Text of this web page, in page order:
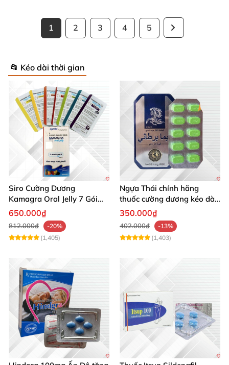
1 2 3 4 5
📂 Kéo dài thời gian
Siro Cường Dương
Kamagra Oral Jelly 7 Gói
100g tăng cường sinh lực
650.000₫
812.000₫
-20%
(1,405)
Ngựa Thái chính hãng
thuốc cường dương kéo dài
thời gian cho Nam hộp 10
350.000₫
402.000₫
-13%
(1,403)